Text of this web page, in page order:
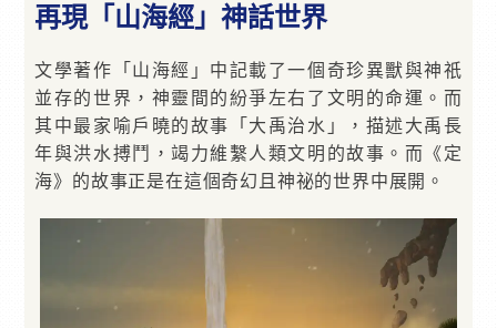
再現「山海經」神話世界
文學著作「山海經」中記載了一個奇珍異獸與神祇
並存的世界，神靈間的紛爭左右了文明的命運。而
其中最家喻戶曉的故事「大禹治水」，描述大禹長
年與洪水搏鬥，竭力維繫人類文明的故事。而《定
海》的故事正是在這個奇幻且神祕的世界中展開。